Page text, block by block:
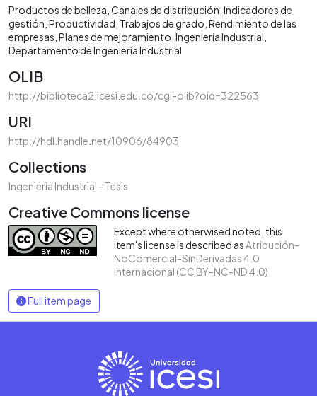
Productos de belleza Canales de distribución Indicadores de
gestión Productividad Trabajos de grado Rendimiento de las
empresas Planes de mejoramiento Ingeniería Industrial
Departamento de Ingeniería Industrial
OLIB
http://biblioteca2.icesi.edu.co/cgi-olib?oid=322563
URI
http://hdl.handle.net/10906/84903
Collections
Ingeniería Industrial - Tesis
Creative Commons license
Except where otherwised noted, this
item's license is described asAtribución-
NoComercial-SinDerivadas 4.0
Internacional (CC BY-NC-ND 4.0)
Full item page